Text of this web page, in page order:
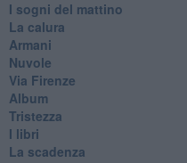
I sogni del mattino
La calura
Armani
Nuvole
Via Firenze
Album
Tristezza
I libri
La scadenza